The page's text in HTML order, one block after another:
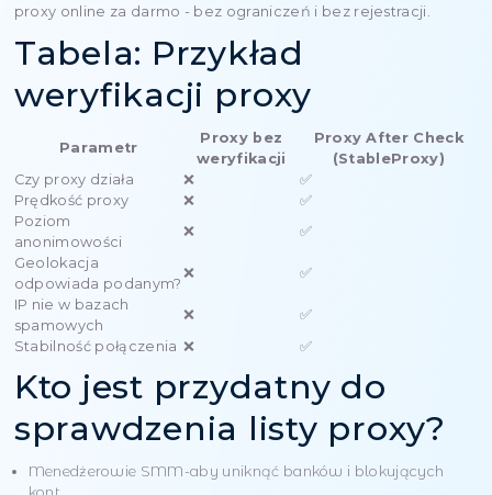
Prędkość i jakość
połączenia
Nawet najczęściej serwer Anonomas nie pomoże,
prędkość proxy wynosi 10 kb/s. Dlatego kontrola
proxy jest obowiązkową częścią audytu. Pozwala
jak wygodne będzie surfowanie lub parsowanie.
Geolokacja i
anonimowość
ci Hindusów. Bez sprawdzania listy proxy nie
wiedzieć, gdzie właściwie jest Twój adres IP. A
poziom anonimowości. Ponieważ jeśli masz
proxy - jesteś widoczny z przestrzeni.